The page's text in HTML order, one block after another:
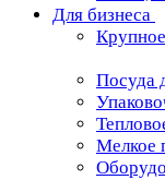
Для бизнеса
Посуда
Мелкое